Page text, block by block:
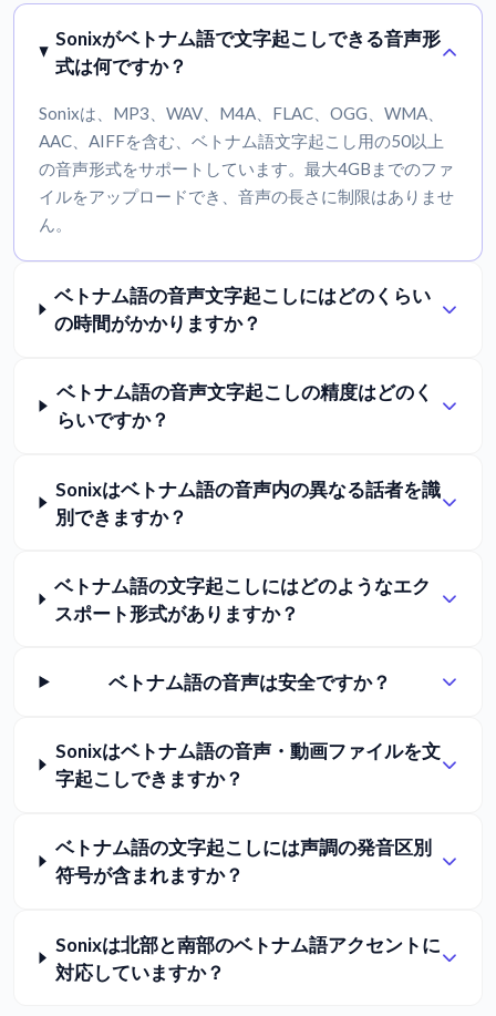
Sonixがベトナム語で文字起こしできる音声形
式は何ですか？
Sonixは、MP3、WAV、M4A、FLAC、OGG、WMA、
AAC、AIFFを含む、ベトナム語文字起こし用の50以上
の音声形式をサポートしています。最大4GBまでのファ
イルをアップロードでき、音声の長さに制限はありませ
ん。
ベトナム語の音声文字起こしにはどのくらい
の時間がかかりますか？
ベトナム語の音声文字起こしの精度はどのく
らいですか？
Sonixはベトナム語の音声内の異なる話者を識
別できますか？
ベトナム語の文字起こしにはどのようなエク
スポート形式がありますか？
ベトナム語の音声は安全ですか？
Sonixはベトナム語の音声・動画ファイルを文
字起こしできますか？
ベトナム語の文字起こしには声調の発音区別
符号が含まれますか？
Sonixは北部と南部のベトナム語アクセントに
対応していますか？